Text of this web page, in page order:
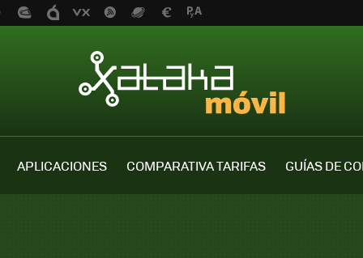
APLICACIONES COMPARATIVA TARIFAS GUÍAS DE